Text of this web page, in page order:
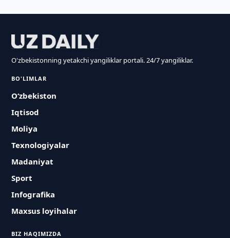
O'zbekistonning yetakchi yangiliklar portali. 24/7 yangiliklar.
BO'LIMLAR
O‘zbekiston
Iqtisod
Moliya
Texnologiyalar
Madaniyat
Sport
Infografika
Maxsus loyihalar
BIZ HAQIMIZDA